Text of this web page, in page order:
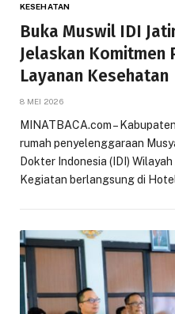
KESEHATAN
Buka Muswil IDI
Jelaskan Komitmen
Layanan Kesehatan
8 MEI 2026
MINATBACA.com –
rumah penyelenggaraan
Dokter Indonesia (IDI)
Kegiatan berlangsung di